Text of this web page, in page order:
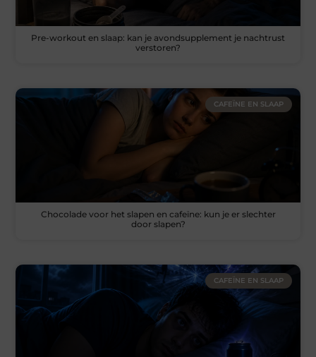
Pre-workout en slaap: kan je avondsupplement je nachtrust
verstoren?
CAFEÏNE EN SLAAP
Chocolade voor het slapen en cafeïne: kun je er slechter
door slapen?
CAFEÏNE EN SLAAP